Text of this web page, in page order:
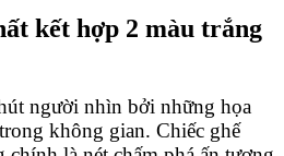
kết hợp 2 màu trắng
người nhìn bởi những họa
không gian. Chiếc ghế